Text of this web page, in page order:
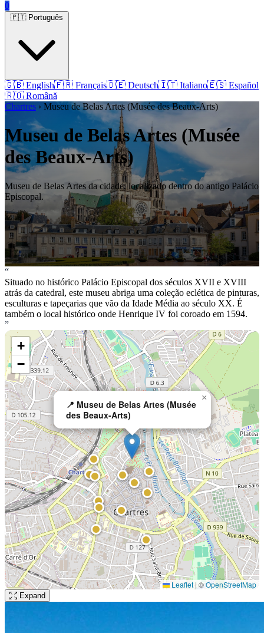
0
🇬🇧 English🇫🇷 Français🇩🇪 Deutsch🇮🇹 Italiano🇪🇸 Español
🇷🇴 Română
Chartres › Museu de Belas Artes (Musée des Beaux-Arts)
Museu de Belas Artes (Musée
des Beaux-Arts)
Museu de Belas Artes da cidade, localizado dentro do antigo Palácio
Episcopal.
“
Situado no histórico Palácio Episcopal dos séculos XVII e XVIII
atrás da catedral, este museu abriga uma coleção eclética de pinturas,
esculturas e tapeçarias que vão da Idade Média ao século XX. É
também o local histórico onde Henrique IV foi coroado em 1594.
”
📍 Museu de Belas Artes (Musée
des Beaux-Arts)
×
+
−
Leaflet | ©OpenStreetMap
Expand